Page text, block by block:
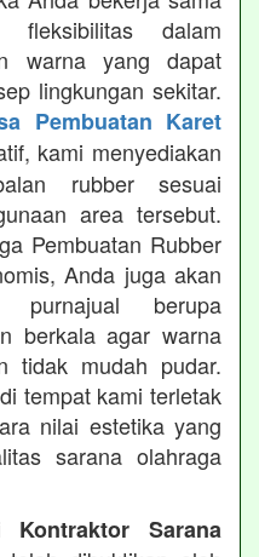
dalam
warna yang dapat
lingkungan sekitar.
Pembuatan Karet
kami menyediakan
rubber sesuai
area tersebut.
Pembuatan Rubber
Anda juga akan
purnajual berupa
berkala agar warna
tidak mudah pudar.
tempat kami terletak
nilai estetika yang
sarana olahraga
Kontraktor Sarana